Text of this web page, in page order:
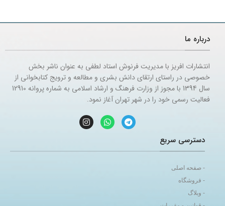
درباره ما
انتشارات افریز با مدیریت فرنوش استاد لطفی به عنوان ناشر بخش
خصوصی در راستای ارتقای دانش بشری و مطالعه و ترویج کتابخوانی از
سال 1394 با مجوز از وزارت فرهنگ و ارشاد اسلامی به شماره پروانه 12910
فعالیت رسمی خود را در شهر تهران آغاز نمود.
دسترسی سریع
- صفحه اصلی
- فروشگاه
- وبلاگ